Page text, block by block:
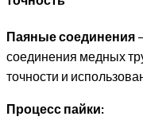
Паяные соединения
соединения медных
точности и
Процесс пайки: